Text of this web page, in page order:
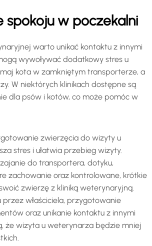
spokoju w poczekalni
warto unikać kontaktu z innymi
wywoływać dodatkowy stres u
kota w zamkniętym transporterze, a
W niektórych klinikach dostępne są
dla psów i kotów, co może pomóc w
zwierzęcia do wizyty u
stres i ułatwia przebieg wizyty.
do transportera, dotyku,
zachowanie oraz kontrolowane, krótkie
zwierzę z kliniką weterynaryjną.
właściciela, przygotowanie
oraz unikanie kontaktu z innymi
że wizyta u weterynarza będzie mniej